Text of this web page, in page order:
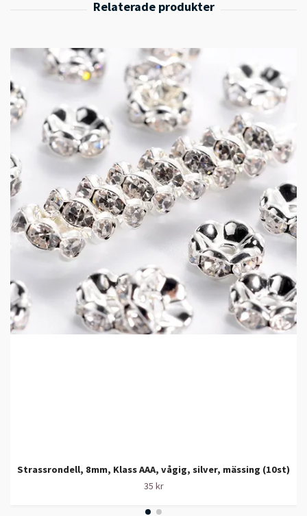
Strassrondell, 8mm, Klass AAA, vågig, silver, mässing (10st)
35 kr